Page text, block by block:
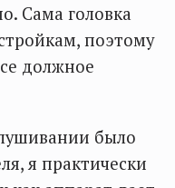
Сама головка
поэтому
должное
было
я практически